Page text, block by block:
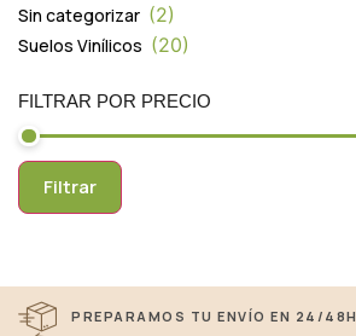
Sin categorizar 2
Suelos Vinílicos 20
FILTRAR POR PRECIO
Filtrar
PREPARAMOS TU ENVÍO EN 24/48H